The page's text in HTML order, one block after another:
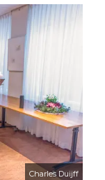
Charles Duijff